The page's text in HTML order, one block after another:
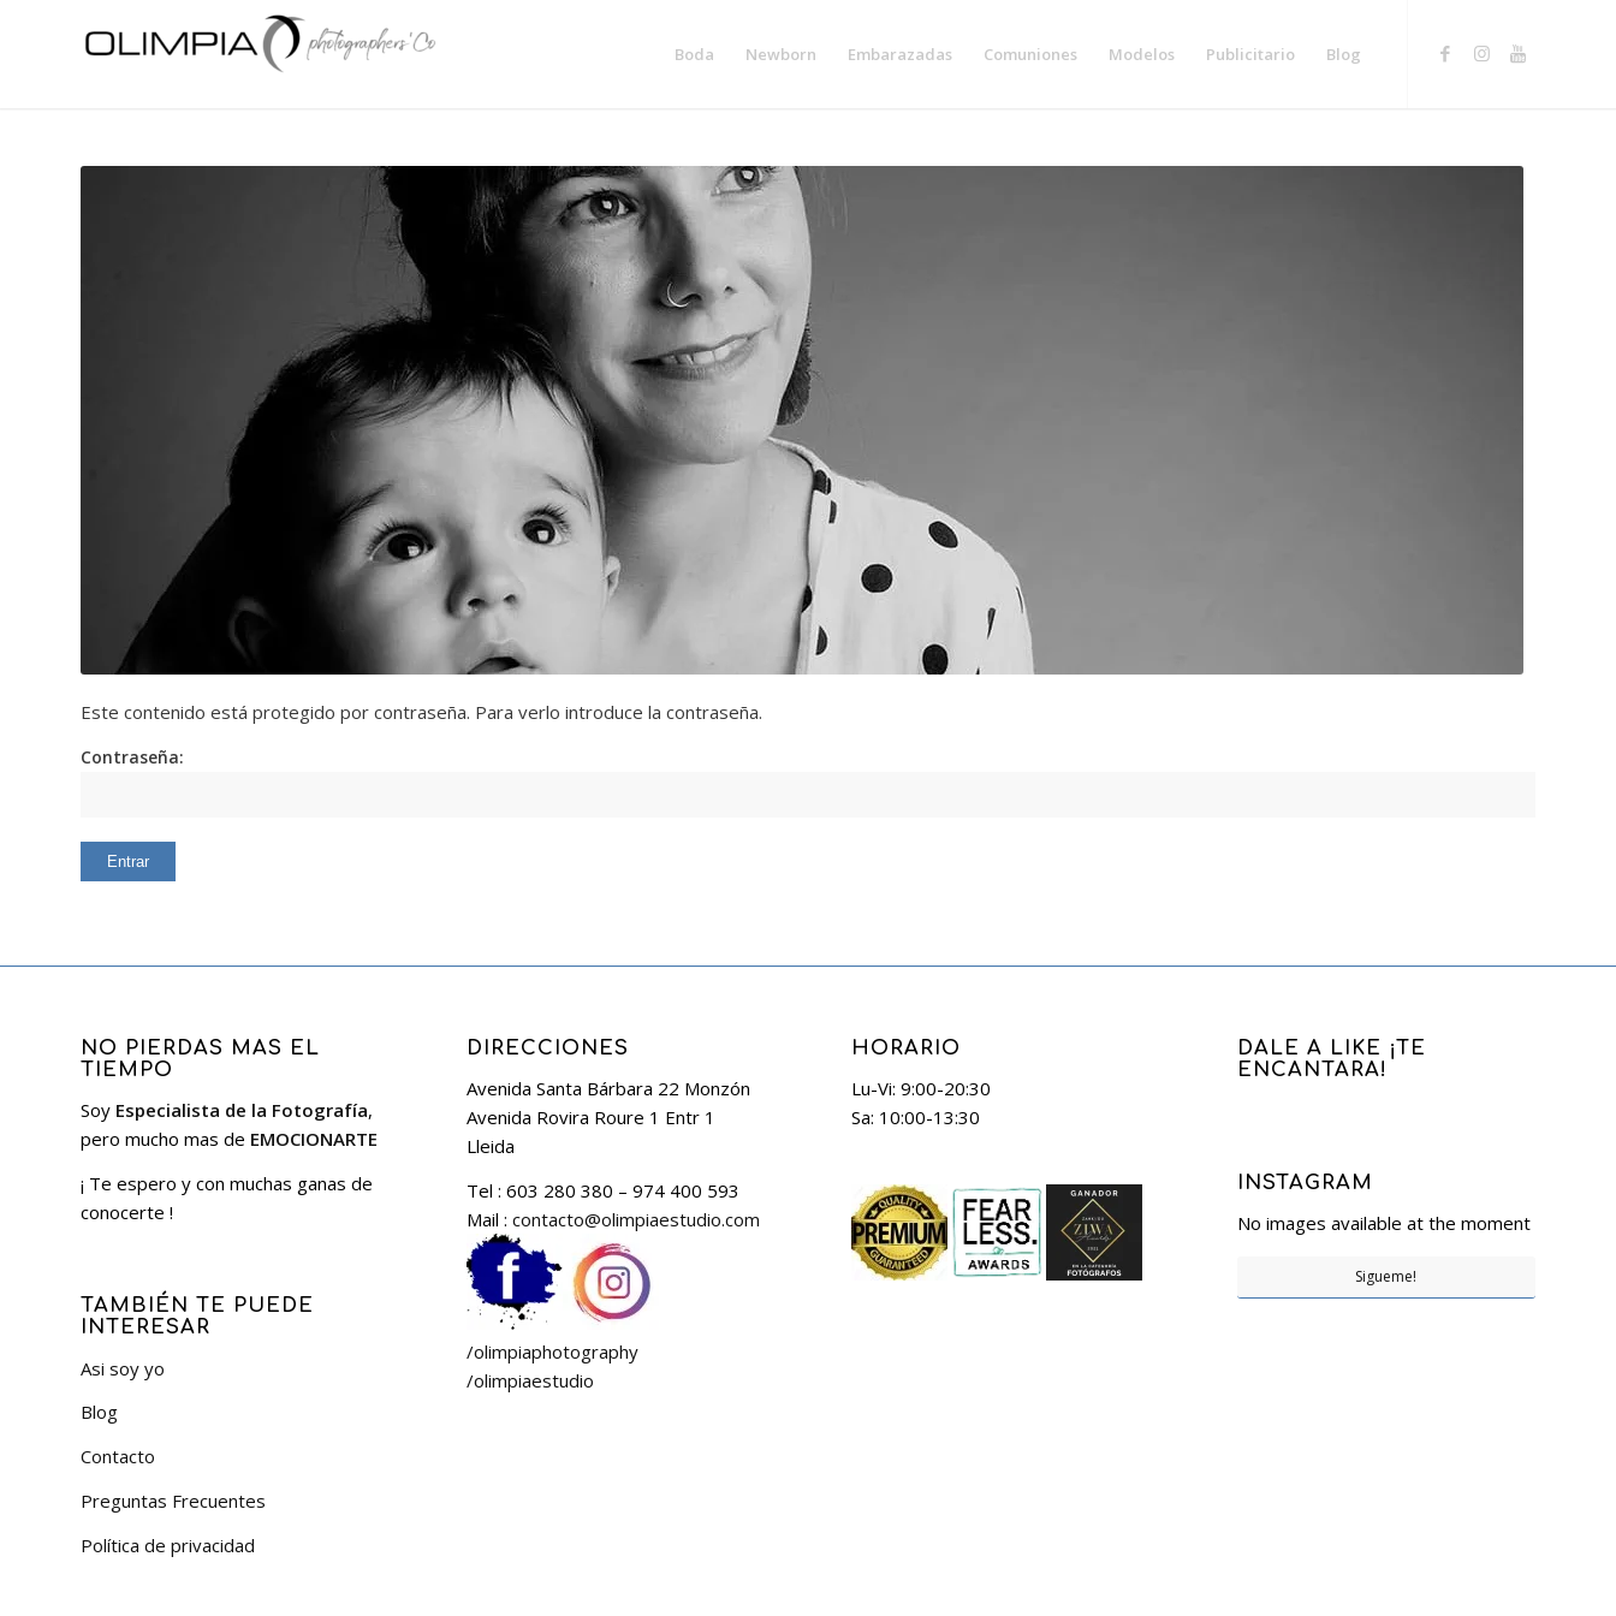
Boda Newborn Embarazadas Comuniones Modelos Publicitario Blog
Este contenido está protegido por contraseña. Para verlo introduce la contraseña.
Contraseña:
NO PIERDAS MAS EL
TIEMPO
Soy Especialista de la Fotografía,
pero mucho mas de EMOCIONARTE
¡ Te espero y con muchas ganas de
conocerte !
TAMBIÉN TE PUEDE
INTERESAR
Asi soy yo
Blog
Contacto
Preguntas Frecuentes
Política de privacidad
DIRECCIONES
Avenida Santa Bárbara 22 Monzón
Avenida Rovira Roure 1 Entr 1
Lleida
Tel : 603 280 380 – 974 400 593
Mail : contacto@olimpiaestudio.com
/olimpiaphotography
/olimpiaestudio
HORARIO
Lu-Vi: 9:00-20:30
Sa: 10:00-13:30
DALE A LIKE ¡TE
ENCANTARA!
INSTAGRAM
No images available at the moment
Sigueme!